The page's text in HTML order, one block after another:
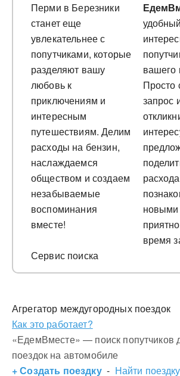
Перми в Березники
станет еще
увлекательнее с
попутчиками, которые
разделяют вашу
любовь к
приключениям и
интересным
путешествиям. Делим
расходы на бензин,
наслаждаемся
обществом и создаем
незабываемые
воспоминания
вместе!
Сервис поиска
вашего
Просто
запрос
время
Агрегатор междугородных поездок
Как это работает?
«ЕдемВместе» — поиск попутчиков
поездок на автомобиле
+ Создать поездку- Найти поездку